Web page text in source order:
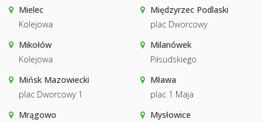
Mielec
Kolejowa
Międzyrzec Podlaski
plac Dworcowy
Mikołów
Kolejowa
Milanówek
Piłsudskiego
Mińsk Mazowiecki
plac Dworcowy 1
Mława
plac 1 Maja
Mrągowo
Mysłowice